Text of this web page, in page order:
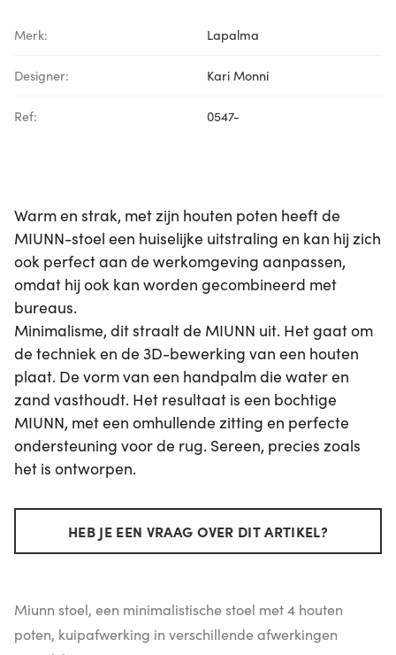
Merk: Lapalma
Designer: Kari Monni
Ref: 0547-
Warm en strak, met zijn houten poten heeft de
MIUNN-stoel een huiselijke uitstraling en kan hij zich
ook perfect aan de werkomgeving aanpassen,
omdat hij ook kan worden gecombineerd met
bureaus.
Minimalisme, dit straalt de MIUNN uit. Het gaat om
de techniek en de 3D-bewerking van een houten
plaat. De vorm van een handpalm die water en
zand vasthoudt. Het resultaat is een bochtige
MIUNN, met een omhullende zitting en perfecte
ondersteuning voor de rug. Sereen, precies zoals
het is ontworpen.
HEB JE EEN VRAAG OVER DIT ARTIKEL?
Miunn stoel, een minimalistische stoel met 4 houten
poten, kuipafwerking in verschillende afwerkingen